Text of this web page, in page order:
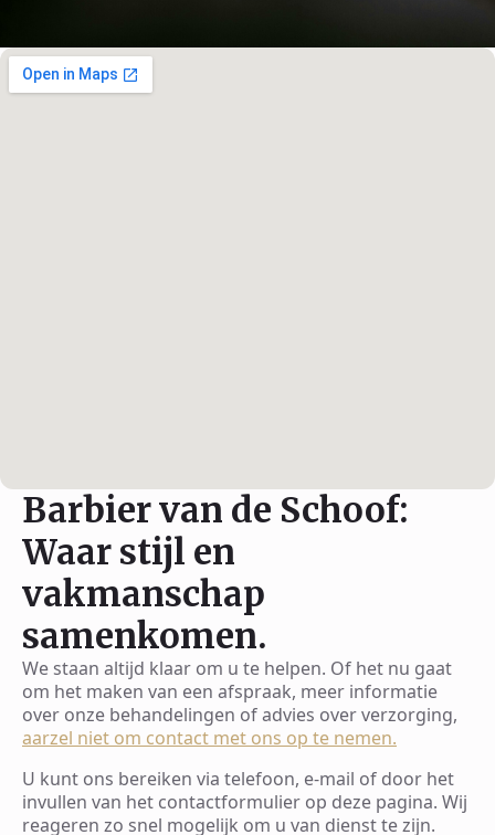
Barbier van de Schoof:
Waar stijl en
vakmanschap
samenkomen.
We staan altijd klaar om u te helpen. Of het nu gaat
om het maken van een afspraak, meer informatie
over onze behandelingen of advies over verzorging,
aarzel niet om contact met ons op te nemen.
U kunt ons bereiken via telefoon, e-mail of door het
invullen van het contactformulier op deze pagina. Wij
reageren zo snel mogelijk om u van dienst te zijn.